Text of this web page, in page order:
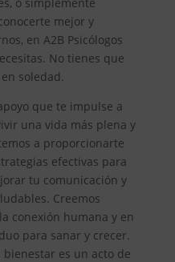
mejor y
en A2B Psicólogos
No tienes que
soledad.
que te impulse a
una vida más plena y
a proporcionarte
efectivas para
tu comunicación y
Creemos
conexión humana y en
para sanar y crecer.
es un acto de